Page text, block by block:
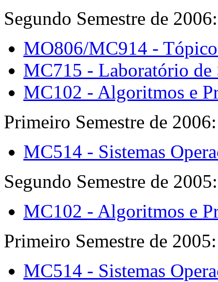
Segundo Semestre de 2006:
MO806/MC914 -
MC715 - Laboratório de
MC102 - Algoritmos e
Primeiro Semestre de 2006:
MC514 - Sistemas
Segundo Semestre de 2005:
MC102 - Algoritmos e
Primeiro Semestre de 2005:
MC514 - Sistemas